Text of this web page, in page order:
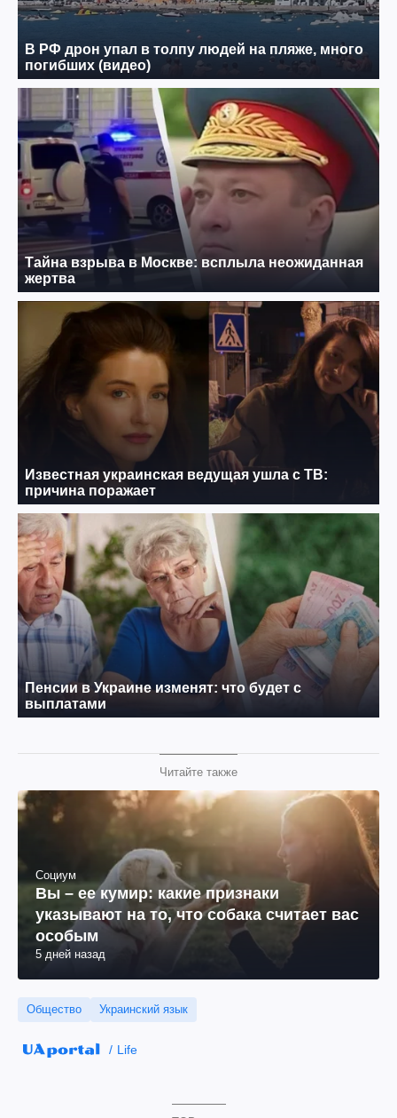
Читайте также
Социум
Вы – ее кумир: какие признаки
указывают на то, что собака считает вас
особым
5 дней назад
Общество Украинский язык
Life